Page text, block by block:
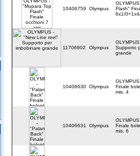
10406759 Olympus
Flash"
6x1/
11706902 Olympus
Supporto
grande
10406630 Olympus
Finale
mis. 4
10406631 Olympus
Finale
mis. 6